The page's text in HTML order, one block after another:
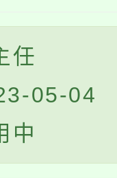
任
05-04
中